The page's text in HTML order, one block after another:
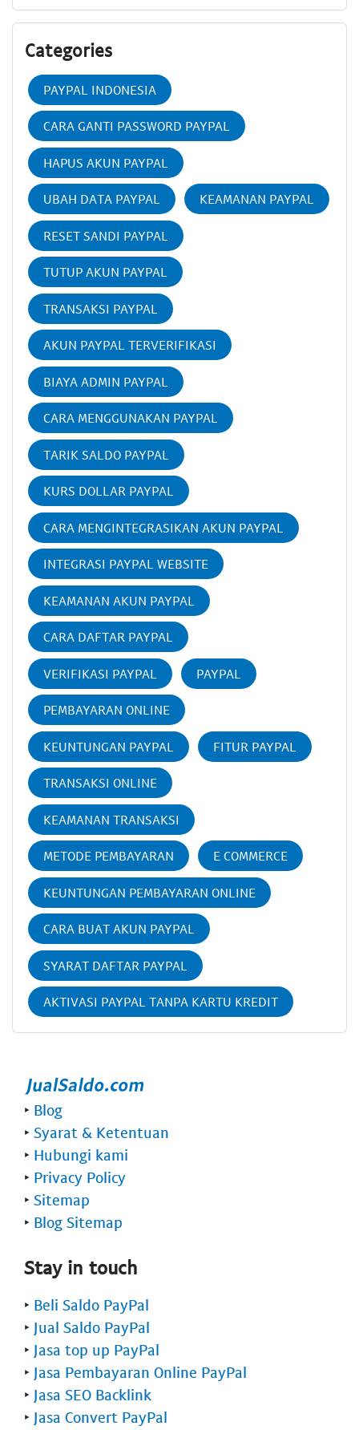
Categories
PAYPAL INDONESIA
CARA GANTI PASSWORD PAYPAL
HAPUS AKUN PAYPAL
UBAH DATA PAYPAL KEAMANAN PAYPAL
RESET SANDI PAYPAL
TUTUP AKUN PAYPAL
TRANSAKSI PAYPAL
AKUN PAYPAL TERVERIFIKASI
BIAYA ADMIN PAYPAL
CARA MENGGUNAKAN PAYPAL
TARIK SALDO PAYPAL
KURS DOLLAR PAYPAL
CARA MENGINTEGRASIKAN AKUN PAYPAL
INTEGRASI PAYPAL WEBSITE
KEAMANAN AKUN PAYPAL
CARA DAFTAR PAYPAL
VERIFIKASI PAYPAL PAYPAL
PEMBAYARAN ONLINE
KEUNTUNGAN PAYPAL FITUR PAYPAL
TRANSAKSI ONLINE
KEAMANAN TRANSAKSI
METODE PEMBAYARAN E COMMERCE
KEUNTUNGAN PEMBAYARAN ONLINE
CARA BUAT AKUN PAYPAL
SYARAT DAFTAR PAYPAL
AKTIVASI PAYPAL TANPA KARTU KREDIT
‣ Blog
‣ Syarat & Ketentuan
‣ Hubungi kami
‣ Privacy Policy
‣ Sitemap
‣ Blog Sitemap
Stay in touch
‣ Beli Saldo PayPal
‣ Jual Saldo PayPal
‣ Jasa top up PayPal
‣ Jasa Pembayaran Online PayPal
‣ Jasa SEO Backlink
‣ Jasa Convert PayPal